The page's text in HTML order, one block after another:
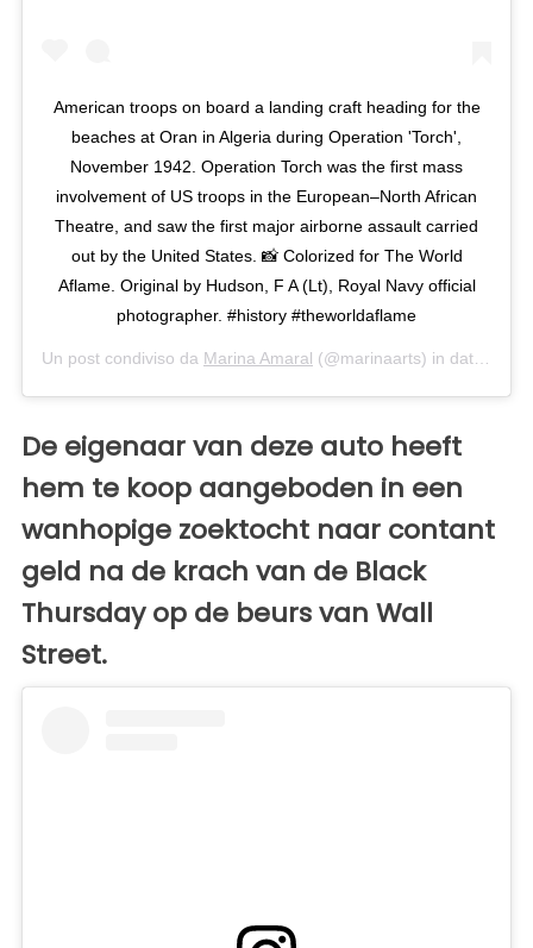
American troops on board a landing craft heading for the
beaches at Oran in Algeria during Operation 'Torch',
November 1942. Operation Torch was the first mass
involvement of US troops in the European–North African
Theatre, and saw the first major airborne assault carried
out by the United States. 📸 Colorized for The World
Aflame. Original by Hudson, F A (Lt), Royal Navy official
photographer. #history #theworldaflame
Un post condiviso da Marina Amaral (@marinaarts) in data:
De eigenaar van deze auto heeft
hem te koop aangeboden in een
wanhopige zoektocht naar contant
geld na de krach van de Black
Thursday op de beurs van Wall
Street.